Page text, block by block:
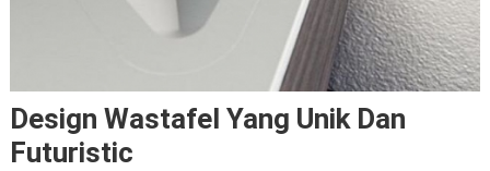
Design Wastafel Yang Unik Dan
Futuristic